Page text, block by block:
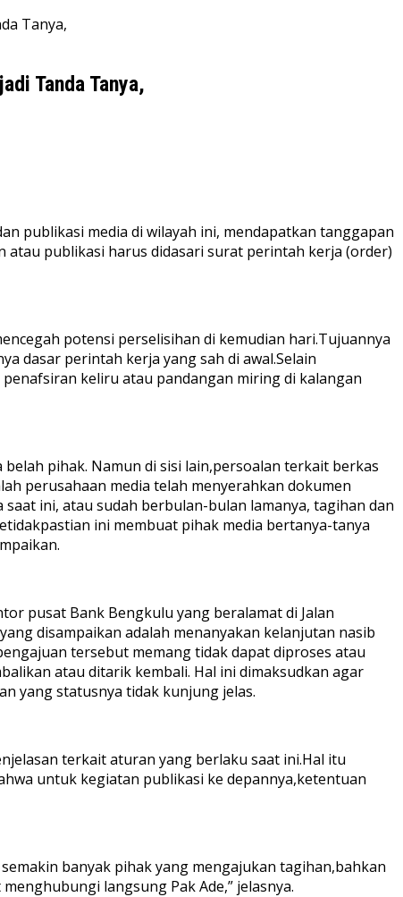
Tanya,
Tanda Tanya,
publikasi media di wilayah ini, mendapatkan tanggapan
atau publikasi harus didasari surat perintah kerja (order)
potensi perselisihan di kemudian hari.Tujuannya
dasar perintah kerja yang sah di awal.Selain
keliru atau pandangan miring di kalangan
pihak. Namun di sisi lain,persoalan terkait berkas
perusahaan media telah menyerahkan dokumen
ini, atau sudah berbulan-bulan lamanya, tagihan dan
ini membuat pihak media bertanya-tanya
pusat Bank Bengkulu yang beralamat di Jalan
disampaikan adalah menanyakan kelanjutan nasib
tersebut memang tidak dapat diproses atau
atau ditarik kembali. Hal ini dimaksudkan agar
yang statusnya tidak kunjung jelas.
terkait aturan yang berlaku saat ini.Hal itu
untuk kegiatan publikasi ke depannya,ketentuan
banyak pihak yang mengajukan tagihan,bahkan
langsung Pak Ade,” jelasnya.